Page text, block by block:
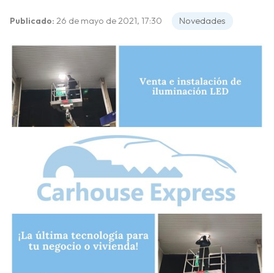
Publicado: 26 de mayo de 2021, 17:30 Novedades